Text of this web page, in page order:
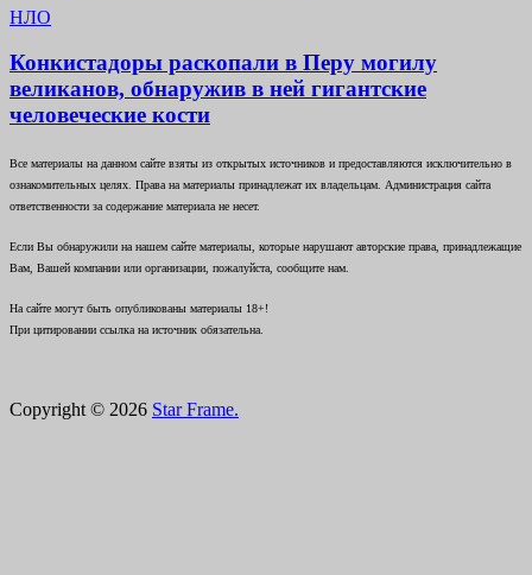
НЛО
Конкистадоры раскопали в Перу могилу
великанов, обнаружив в ней гигантские
человеческие кости
Все материалы на данном сайте взяты из открытых источников и предоставляются исключительно в
ознакомительных целях. Права на материалы принадлежат их владельцам. Администрация сайта
ответственности за содержание материала не несет.
Если Вы обнаружили на нашем сайте материалы, которые нарушают авторские права, принадлежащие
Вам, Вашей компании или организации, пожалуйста, сообщите нам.
На сайте могут быть опубликованы материалы 18+!
При цитировании ссылка на источник обязательна.
Copyright © 2026 Star Frame.